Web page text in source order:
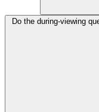
Do the during-viewing